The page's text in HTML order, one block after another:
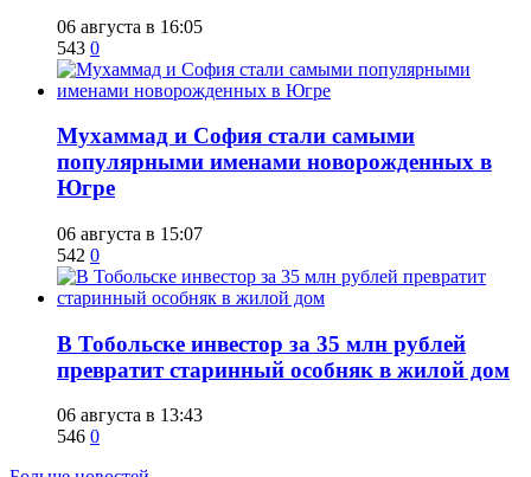
06 августа в 16:05
543 0
​Мухаммад и София стали самыми
популярными именами новорожденных в
Югре
06 августа в 15:07
542 0
В Тобольске инвестор за 35 млн рублей
превратит старинный особняк в жилой дом
06 августа в 13:43
546 0